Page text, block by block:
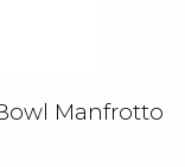
Manfrotto